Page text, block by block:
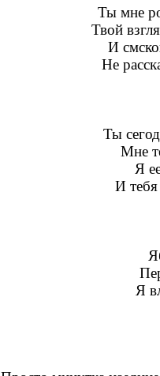
Ты мне
Твой
И
Не
Ты
Мне
Я
И
Я